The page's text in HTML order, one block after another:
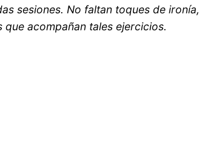
sesiones. No faltan toques de
acompañan tales ejercicios.